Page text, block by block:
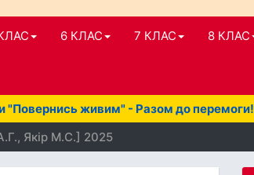
6 КЛАС 7 КЛАС 8 КЛАС
"Повернись живим" - Разом до перемоги!
Якір М.С.] 2025